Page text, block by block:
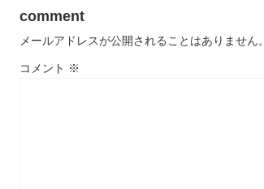
comment
メールアドレスが公開されることはありません。
コメント ※